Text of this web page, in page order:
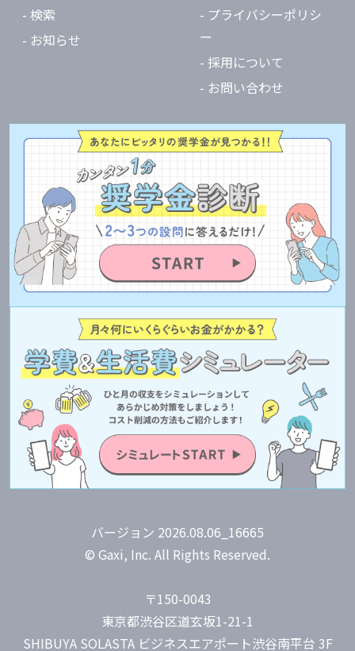
- 検索
- お知らせ
- プライバシーポリシ
ー
- 採用について
- お問い合わせ
バージョン 2026.08.06_16665
© Gaxi, Inc. All Rights Reserved.
〒150-0043
東京都渋谷区道玄坂1-21-1
SHIBUYA SOLASTA ビジネスエアポート渋谷南平台 3F